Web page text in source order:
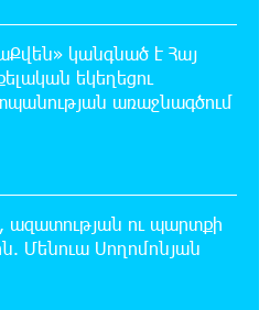
բնակարաններից մեկում
55-ամյա
տեղափոխվել է
կենտրոն»
արտակարգ
հայտարարվել շոգի ալիքների
կանգնած է Հայ
եկեղեցու
առաջնագծում
ազատության ու պարտքի
Մենուա Սողոմոնյան